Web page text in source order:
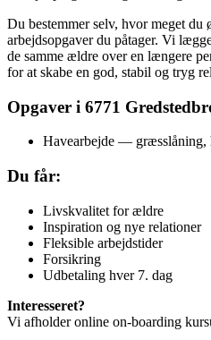
Du bestemmer selv, hvor meget du
arbejdsopgaver du påtager. Vi
de samme ældre over en længere
for at skabe en god, stabil og tryg
Opgaver i 6771
Havearbejde —
Du får:
Livskvalitet for ældre
Inspiration og nye relationer
Fleksible arbejdstider
Forsikring
Udbetaling hver 7. dag
Interesseret?
Vi afholder online on-boarding